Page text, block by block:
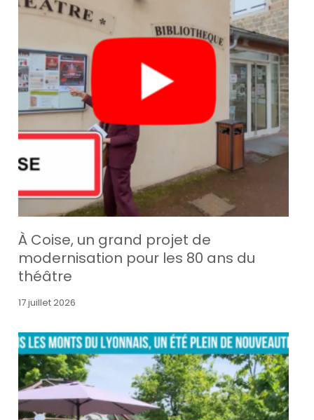
À Coise, un grand projet de
modernisation pour les 80 ans du
théâtre
17 juillet 2026